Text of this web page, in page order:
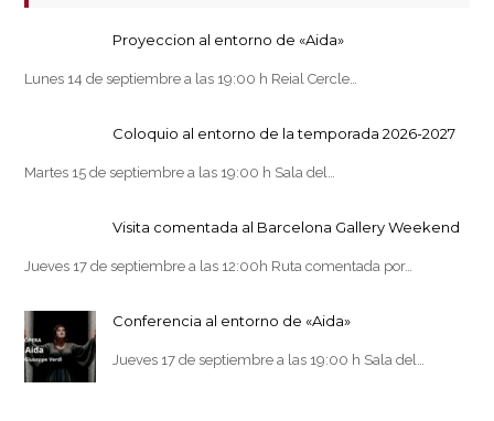
Proyeccion al entorno de «Aida»
Lunes 14 de septiembre a las 19:00 h Reial Cercle…
Coloquio al entorno de la temporada 2026-2027
Martes 15 de septiembre a las 19:00 h Sala del…
Visita comentada al Barcelona Gallery Weekend
Jueves 17 de septiembre a las 12:00h Ruta comentada por…
Conferencia al entorno de «Aida»
Jueves 17 de septiembre a las 19:00 h Sala del…